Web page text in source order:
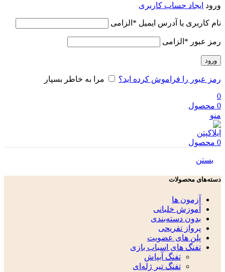
ورود ایجاد حساب کاربری
نام کاربری یا آدرس ایمیل * الزامی
رمز عبور * الزامی
ورود
رمز عبور را فراموش کرده اید؟
مرا به خاطر بسپار
0
0 محصول
منو
0 محصول
بستن
دسته‌های محصولات
آزمون ها
آموزش خلبانی
بدون دسته‌بندی
پرواز تفریحی
پلن های عضویت
تفنگ های اسباب بازی
تفنگ آبپاش
تفنگ تیر ژله‌ای